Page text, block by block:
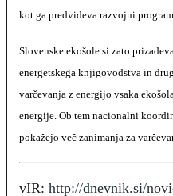
kot ga predvideva razvojni
Slovenske ekošole si zato
energetskega knjigovodstva in
varčevanja z energijo vsaka
energije. Ob tem nacionalni
pokažejo več zanimanja za
vIR: http://dnevnik.si/